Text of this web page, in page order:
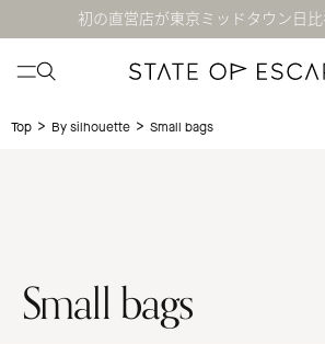
初の直営店が東京ミッドタウン日
Top > By silhouette > Small bags
Small bags